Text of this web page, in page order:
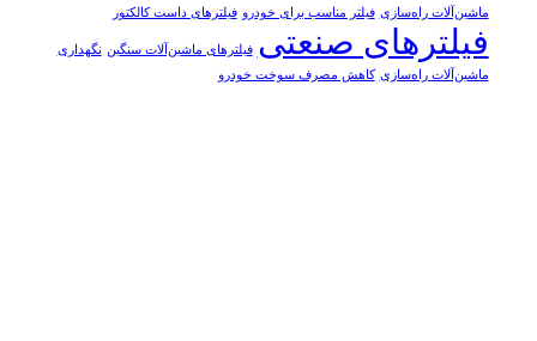
ماشین‌آلات راه‌سازی فیلتر مناسب برای خودرو فیلترهای داست کالکتور
فیلترهای صنعتی فیلترهای ماشین‌آلات سنگین نگهداری
ماشین‌آلات راه‌سازی کاهش مصرف سوخت خودرو